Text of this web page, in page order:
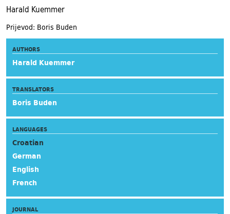
Harald Kuemmer
Prijevod: Boris Buden
AUTHORS
Harald Kuemmer
TRANSLATORS
Boris Buden
LANGUAGES
Croatian
German
English
French
JOURNAL